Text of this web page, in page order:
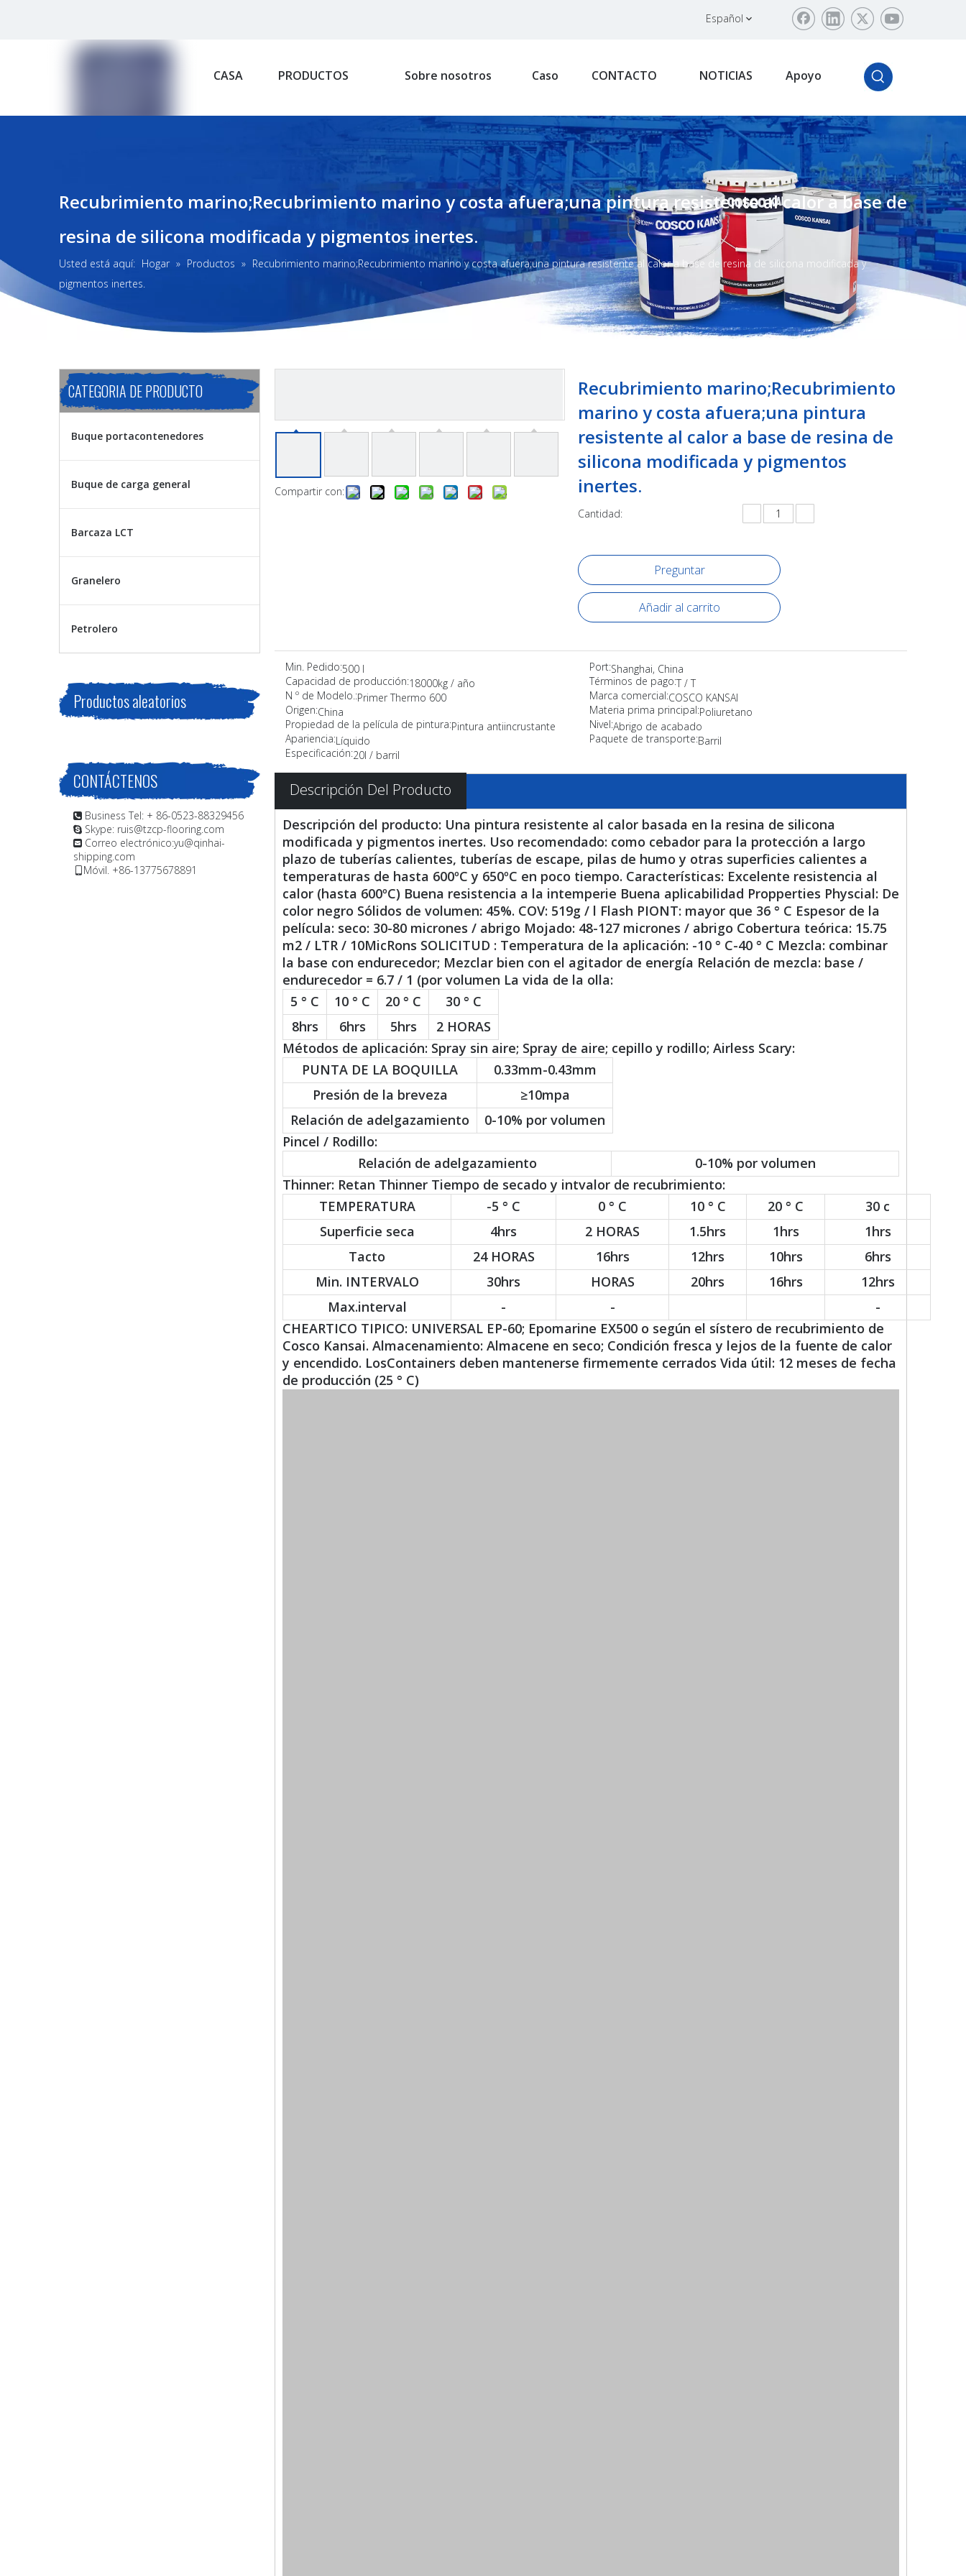
Español
CASA PRODUCTOS Sobre nosotros Caso CONTACTO NOTICIAS Apoyo
Recubrimiento marino;Recubrimiento marino y costa afuera;una pintura resistente al calor a base de
resina de silicona modificada y pigmentos inertes.
Usted está aquí: Hogar » Productos » Recubrimiento marino;Recubrimiento marino y costa afuera;una pintura resistente al calor a base de resina de silicona modificada y
pigmentos inertes.
CATEGORIA DE PRODUCTO
Buque portacontenedores
Buque de carga general
Barcaza LCT
Granelero
Petrolero
Productos aleatorios
CONTÁCTENOS
 Business Tel: + 86-0523-88329456
 Skype: ruis@tzcp-flooring.com
 Correo electrónico:yu@qinhai-
shipping.com
Móvil. +86-13775678891
Compartir con:
Recubrimiento marino;Recubrimiento
marino y costa afuera;una pintura
resistente al calor a base de resina de
silicona modificada y pigmentos
inertes.
Cantidad:
Preguntar
Añadir al carrito
Min. Pedido:500 l Port:Shanghai, China
Capacidad de producción:18000kg / año Términos de pago:T / T
N º de Modelo.:Primer Thermo 600 Marca comercial:COSCO KANSAI
Origen:China Materia prima principal:Poliuretano
Propiedad de la película de pintura:Pintura antiincrustante Nivel:Abrigo de acabado
Apariencia:Líquido Paquete de transporte:Barril
Especificación:20l / barril
Descripción Del Producto
Descripción del producto: Una pintura resistente al calor basada en la resina de silicona
modificada y pigmentos inertes. Uso recomendado: como cebador para la protección a largo
plazo de tuberías calientes, tuberías de escape, pilas de humo y otras superficies calientes a
temperaturas de hasta 600ºC y 650ºC en poco tiempo. Características: Excelente resistencia al
calor (hasta 600ºC) Buena resistencia a la intemperie Buena aplicabilidad Propperties Physcial: De
color negro Sólidos de volumen: 45%. COV: 519g / l Flash PIONT: mayor que 36 ° C Espesor de la
película: seco: 30-80 micrones / abrigo Mojado: 48-127 micrones / abrigo Cobertura teórica: 15.75
m2 / LTR / 10MicRons SOLICITUD : Temperatura de la aplicación: -10 ° C-40 ° C Mezcla: combinar
la base con endurecedor; Mezclar bien con el agitador de energía Relación de mezcla: base /
endurecedor = 6.7 / 1 (por volumen La vida de la olla:
5 ° C
10 ° C 20 ° C
30 ° C
8hrs
6hrs 5hrs
2 HORAS
Métodos de aplicación: Spray sin aire; Spray de aire; cepillo y rodillo; Airless Scary:
PUNTA DE LA BOQUILLA
0.33mm-0.43mm
Presión de la breveza
≥10mpa
Relación de adelgazamiento
0-10% por volumen
Pincel / Rodillo:
Relación de adelgazamiento
0-10% por volumen
Thinner: Retan Thinner Tiempo de secado y intvalor de recubrimiento:
TEMPERATURA
-5 ° C 0 ° C 10 ° C 20 ° C
30 c
Superficie seca
4hrs 2 HORAS 1.5hrs 1hrs
1hrs
Tacto
24 HORAS 16hrs 12hrs 10hrs
6hrs
Min. INTERVALO
30hrs HORAS 20hrs 16hrs
12hrs
Max.interval
- -
-
CHEARTICO TIPICO: UNIVERSAL EP-60; Epomarine EX500 o según el sístero de recubrimiento de
Cosco Kansai. Almacenamiento: Almacene en seco; Condición fresca y lejos de la fuente de calor
y encendido. LosContainers deben mantenerse firmemente cerrados Vida útil: 12 meses de fecha
de producción (25 ° C)